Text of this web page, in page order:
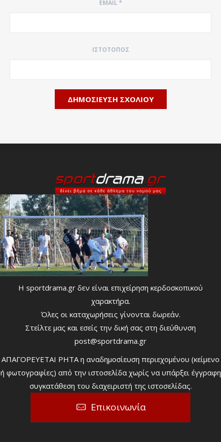
EMAIL*
ΙΣΤΌΤΟΠΟΣ
Η sportdrama.gr δεν είναι επιχείρηση κερδοσκοπικού
χαρακτήρα.
Όλες οι καταχωρήσεις γίνονται δωρεάν.
Στείλτε μας και εσείς την δική σας στη διεύθυνση
post@sportdrama.gr
ΑΠΑΓΟΡΕΥΕΤΑΙ ΡΗΤΑ η αναδημοσίευση περιεχομένου (κείμενο
ή φωτογραφίες) από την ιστοσελίδα χωρίς να υπάρξει έγγραφη
συγκατάθεση του διαχειριστή της ιστοσελίδας.
Επικοινωνία